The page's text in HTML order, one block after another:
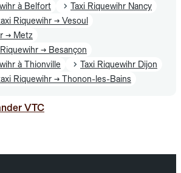
à Belfort
Taxi Riquewihr Nancy
Riquewihr → Vesoul
→ Metz
→ Besançon
à Thionville
Taxi Riquewihr Dijon
Riquewihr → Thonon-les-Bains
VTC